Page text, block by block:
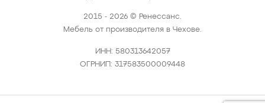
2015 - 2026 © Ренессанс.
Мебель от производителя в Чехове.
ИНН: 580313642057
ОГРНИП: 317583500009448